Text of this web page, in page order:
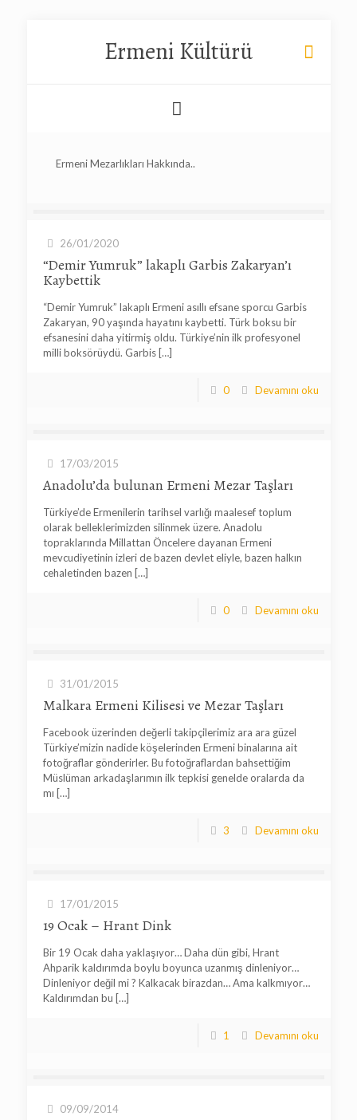
Ermeni Kültürü
Ermeni Mezarlıkları Hakkında..
26/01/2020
“Demir Yumruk” lakaplı Garbis Zakaryan’ı
Kaybettik
“Demir Yumruk” lakaplı Ermeni asıllı efsane sporcu Garbis
Zakaryan, 90 yaşında hayatını kaybetti. Türk boksu bir
efsanesini daha yitirmiş oldu. Türkiye’nin ilk profesyonel
milli boksörüydü. Garbis[…]
0 Devamını oku
17/03/2015
Anadolu’da bulunan Ermeni Mezar Taşları
Türkiye’de Ermenilerin tarihsel varlığı maalesef toplum
olarak belleklerimizden silinmek üzere. Anadolu
topraklarında Millattan Öncelere dayanan Ermeni
mevcudiyetinin izleri de bazen devlet eliyle, bazen halkın
cehaletinden bazen […]
0 Devamını oku
31/01/2015
Malkara Ermeni Kilisesi ve Mezar Taşları
Facebook üzerinden değerli takipçilerimiz ara ara güzel
Türkiye’mizin nadide köşelerinden Ermeni binalarına ait
fotoğraflar gönderirler. Bu fotoğraflardan bahsettiğim
Müslüman arkadaşlarımın ilk tepkisi genelde oralarda da
mı […]
3 Devamını oku
17/01/2015
19 Ocak – Hrant Dink
Bir 19 Ocak daha yaklaşıyor… Daha dün gibi, Hrant
Ahparik kaldırımda boylu boyunca uzanmış dinleniyor…
Dinleniyor değil mi ? Kalkacak birazdan… Ama kalkmıyor…
Kaldırımdan bu […]
1 Devamını oku
09/09/2014